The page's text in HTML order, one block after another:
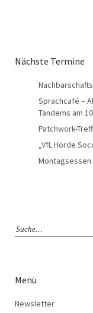
Nächste Termine
Sprachcafé –
Tandems am
Patchwork-Treff
„VfL Hörde
Montagsessen
Menü
Newsletter